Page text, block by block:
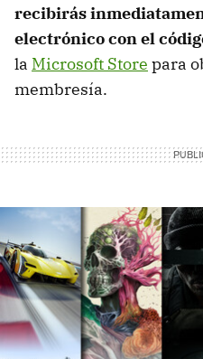
recibirás
electrónico con el
la Microsoft Store para
membresía.